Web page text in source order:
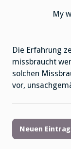
My
Die Erfahrung
missbraucht
solchen
vor,